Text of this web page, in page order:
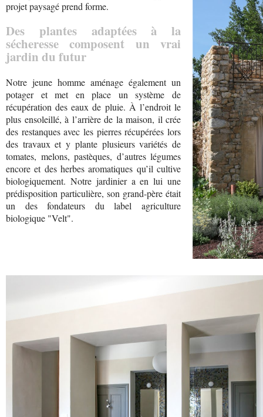
projet paysagé prend forme.
Des plantes adaptées à la
sécheresse composent un vrai
jardin du futur
Notre jeune homme aménage également un
potager et met en place un système de
récupération des eaux de pluie. À l’endroit le
plus ensoleillé, à l’arrière de la maison, il crée
des restanques avec les pierres récupérées lors
des travaux et y plante plusieurs variétés de
tomates, melons, pastèques, d’autres légumes
encore et des herbes aromatiques qu’il cultive
biologiquement. Notre jardinier a en lui une
prédisposition particulière, son grand-père était
un des fondateurs du label agriculture
biologique "Velt".